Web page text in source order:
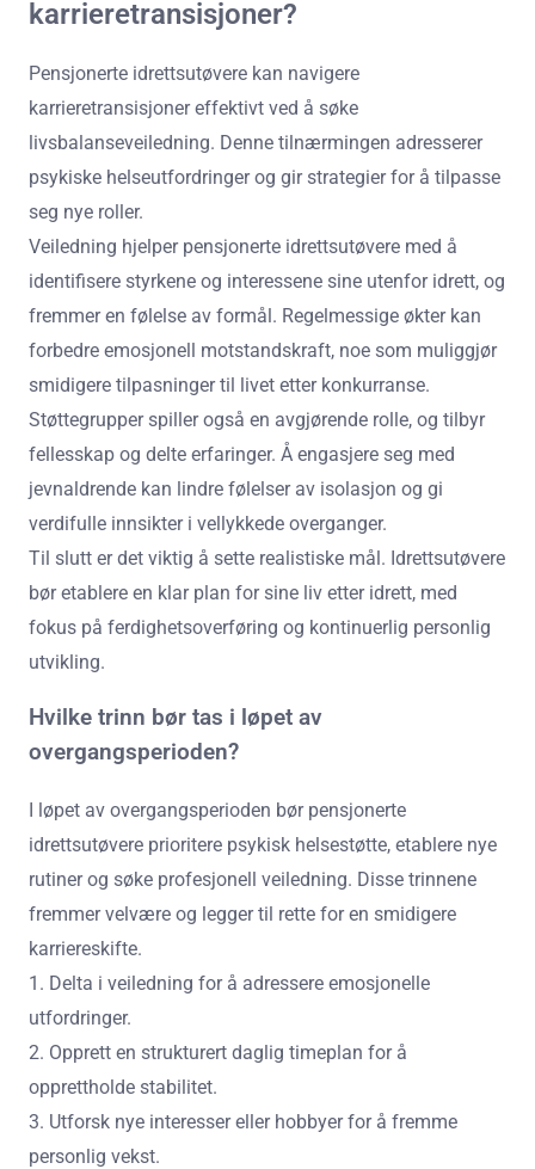
karrieretransisjoner?
Pensjonerte idrettsutøvere kan navigere
karrieretransisjoner effektivt ved å søke
livsbalanseveiledning. Denne tilnærmingen adresserer
psykiske helseutfordringer og gir strategier for å tilpasse
seg nye roller.
Veiledning hjelper pensjonerte idrettsutøvere med å
identifisere styrkene og interessene sine utenfor idrett, og
fremmer en følelse av formål. Regelmessige økter kan
forbedre emosjonell motstandskraft, noe som muliggjør
smidigere tilpasninger til livet etter konkurranse.
Støttegrupper spiller også en avgjørende rolle, og tilbyr
fellesskap og delte erfaringer. Å engasjere seg med
jevnaldrende kan lindre følelser av isolasjon og gi
verdifulle innsikter i vellykkede overganger.
Til slutt er det viktig å sette realistiske mål. Idrettsutøvere
bør etablere en klar plan for sine liv etter idrett, med
fokus på ferdighetsoverføring og kontinuerlig personlig
utvikling.
Hvilke trinn bør tas i løpet av
overgangsperioden?
I løpet av overgangsperioden bør pensjonerte
idrettsutøvere prioritere psykisk helsestøtte, etablere nye
rutiner og søke profesjonell veiledning. Disse trinnene
fremmer velvære og legger til rette for en smidigere
karriereskifte.
1. Delta i veiledning for å adressere emosjonelle
utfordringer.
2. Opprett en strukturert daglig timeplan for å
opprettholde stabilitet.
3. Utforsk nye interesser eller hobbyer for å fremme
personlig vekst.